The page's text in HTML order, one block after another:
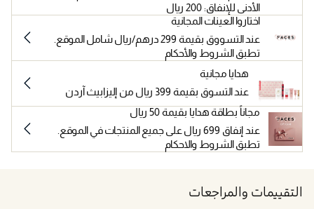
الأدنى للإنفاق: 200 ريال
اختاروا العينات المجانية
عند التسووق بقيمة 299 درهم/ريال شامل الموقع.
تطبق الشروط والأحكام
هدايا مجانية
عند التسوق بقيمة 399 ريال من إليزابيث آردن
مجاناً بطاقة هدايا بقيمة 50 ريال
عند إنفاق 699 ريال على جميع المنتجات في الموقع.
تطبق الشروط والاحكام
التقييمات والمراجعات